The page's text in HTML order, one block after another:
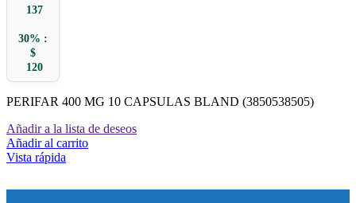
137
30% :
$
120
PERIFAR 400 MG 10 CAPSULAS BLAND (3850538505)
Añadir a la lista de deseos
Añadir al carrito
Vista rápida